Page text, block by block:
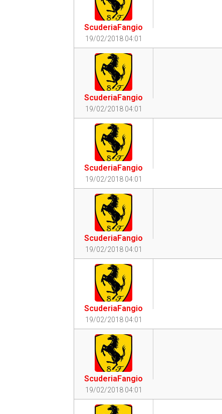
ScuderiaFangio
19/02/2018 04:01
ScuderiaFangio
19/02/2018 04:01
ScuderiaFangio
19/02/2018 04:01
ScuderiaFangio
19/02/2018 04:01
ScuderiaFangio
19/02/2018 04:01
ScuderiaFangio
19/02/2018 04:01